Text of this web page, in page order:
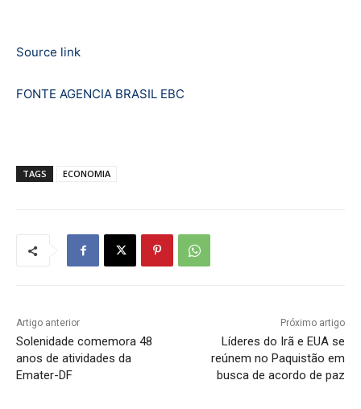
Source link
FONTE AGENCIA BRASIL EBC
TAGS ECONOMIA
Artigo anterior
Solenidade comemora 48
anos de atividades da
Emater-DF
Próximo artigo
Líderes do Irã e EUA se
reúnem no Paquistão em
busca de acordo de paz